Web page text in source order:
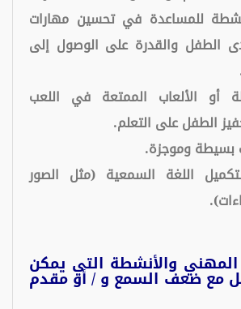
للمساعدة في تحسين مهارات
الطفل والقدرة على الوصول إلى
أو الألعاب الممتعة في اللعب
الطفل على التعلم.
بسيطة وموجزة.
اللغة السمعية (مثل الصور
المهني والأنشطة التي يمكن
مع ضعف السمع و / أو مقدم